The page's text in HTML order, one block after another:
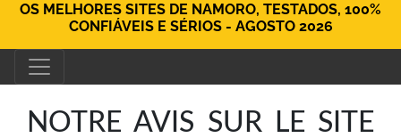
OS MELHORES SITES DE NAMORO, TESTADOS, 100%
CONFIÁVEIS ​​E SÉRIOS - AGOSTO 2026
NOTRE AVIS SUR LE SITE